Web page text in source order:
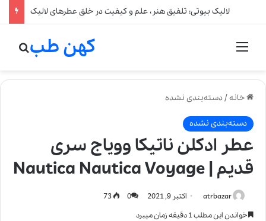
لالیک بیوتی: تلفیق هنر، علم و کیفیت در خلق عطرهای لالیک
منو کهن طب
خانه/دسته‌بندی نشده
دسته‌بندی نشده
عطر ادکلن ناتیکا وویاج سری
قدیم | Nautica Nautica Voyage
atrbazar اکتبر 9, 2021 0
خواندن این مطلب 1 دقیقه زمان میبرد